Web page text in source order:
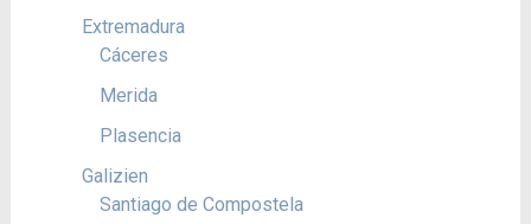
Extremadura
Cáceres
Merida
Plasencia
Galizien
Santiago de Compostela